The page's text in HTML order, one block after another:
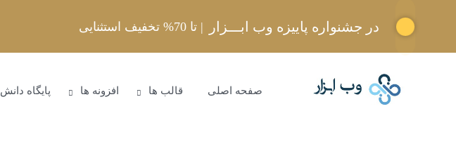
در جشنواره پاییزه وب ابـــزار | تا 70% تخفیف استثنایی
صفحه اصلی قالب ها افزونه ها پایگاه دانش